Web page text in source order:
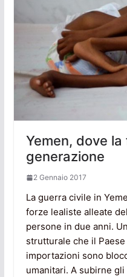
Yemen, dove
generazione
2 Gennaio 2017
La guerra civile in
forze lealiste alleate
persone in due anni.
strutturale che il
importazioni sono
umanitari. A subirne